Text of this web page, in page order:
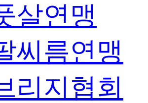
살연맹
씨름연맹
리지협회